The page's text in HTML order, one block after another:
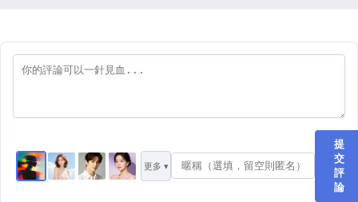
更多 ▾
提
交
評
論